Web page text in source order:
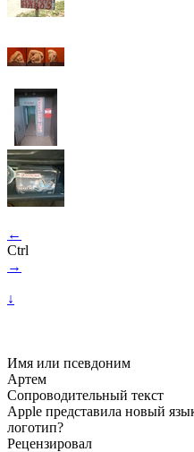
←
Ctrl
→
↓
Имя или псевдоним
Артем
Сопроводительный текст
Apple представила новый
логотип?
Рецензировал